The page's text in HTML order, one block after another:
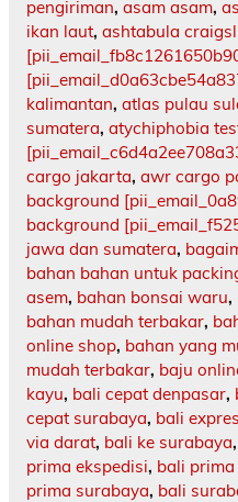
pengiriman, asam asam,
ikan laut, ashtabula
kalimantan, atlas pulau
sumatera, atychiphobia
cargo jakarta, awr cargo
background
background
jawa dan sumatera,
bahan bahan untuk
asem, bahan bonsai waru,
bahan mudah terbakar,
online shop, bahan yang
mudah terbakar, baju
kayu, bali cepat denpasar,
cepat surabaya, bali
via darat, bali ke surabaya,
prima ekspedisi, bali
prima surabaya, bali